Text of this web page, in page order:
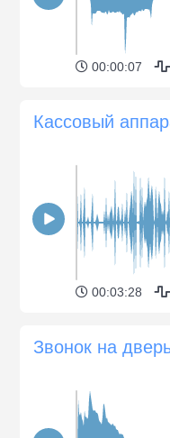
00:00:07
00:03:28
Звонок на